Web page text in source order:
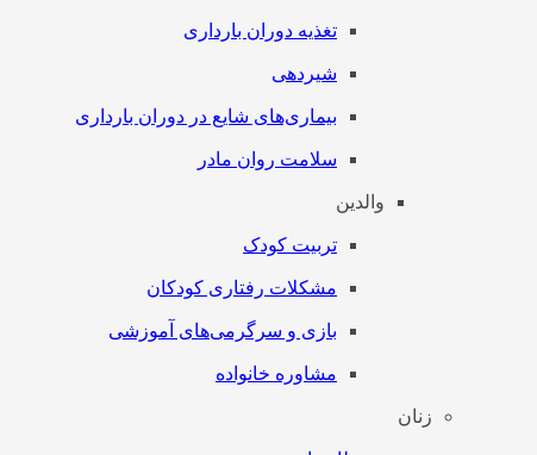
تغذیه دوران بارداری
شیردهی
بیماری‌های شایع در دوران بارداری
سلامت روان مادر
والدین
تربیت کودک
مشکلات رفتاری کودکان
بازی و سرگرمی‌های آموزشی
مشاوره خانواده
زنان